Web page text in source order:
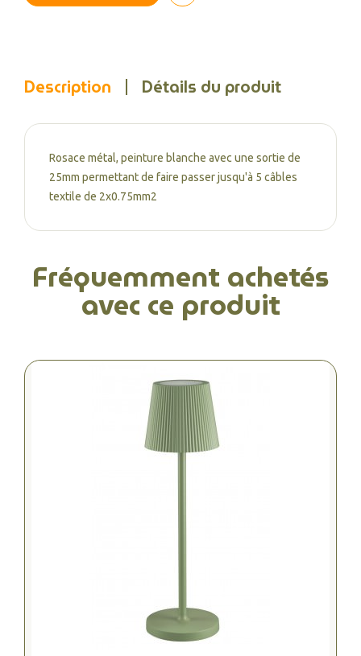
Description Détails du produit
Rosace métal, peinture blanche avec une sortie de
25mm permettant de faire passer jusqu'à 5 câbles
textile de 2x0.75mm2
Fréquemment achetés
avec ce produit